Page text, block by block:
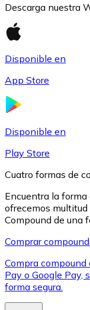
XRP
XRP
Descarga nuestra
Disponible en
App Store
Disponible en
Play Store
Cuatro formas de
Encuentra la
ofrecemos
Compound de una
Comprar
Compra
Pay o Google Pay,
forma segura.